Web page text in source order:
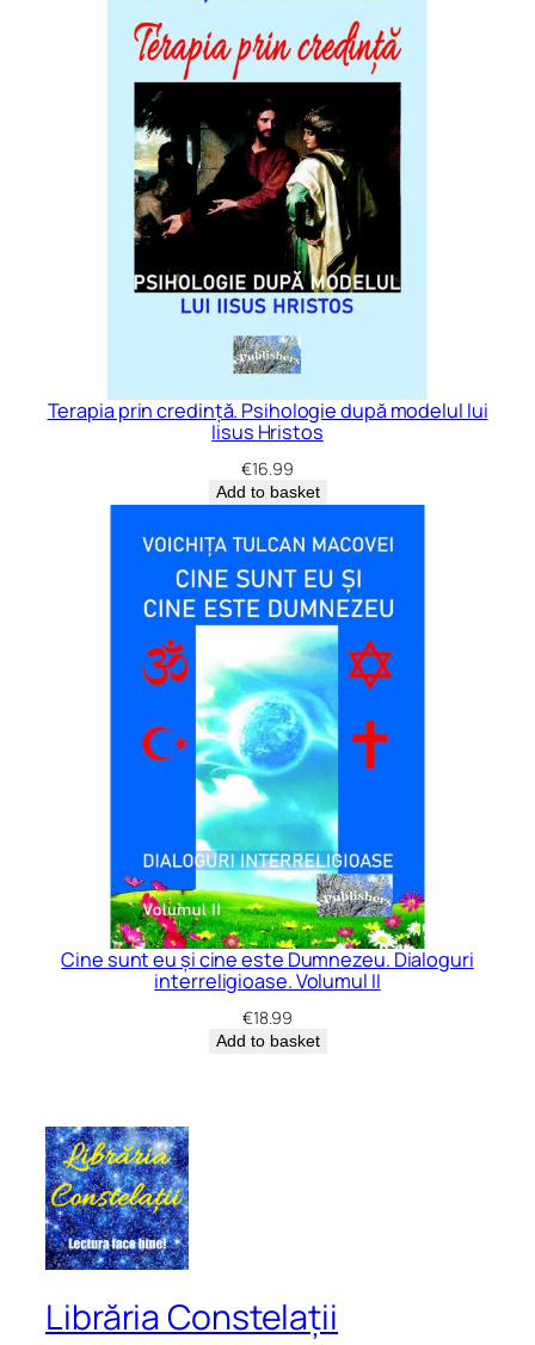
Terapia prin credință. Psihologie după modelul lui
Iisus Hristos
€16.99
Add to basket
Cine sunt eu și cine este Dumnezeu. Dialoguri
interreligioase. Volumul II
€18.99
Add to basket
Librăria Constelații